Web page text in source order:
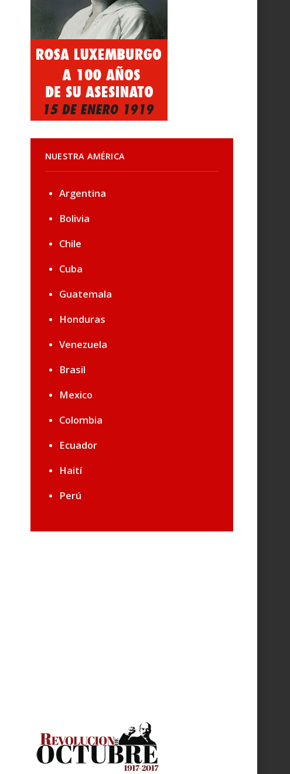
NUESTRA AMÉRICA
Argentina
Bolivia
Chile
Cuba
Guatemala
Honduras
Venezuela
Brasil
Mexico
Colombia
Ecuador
Haití
Perú